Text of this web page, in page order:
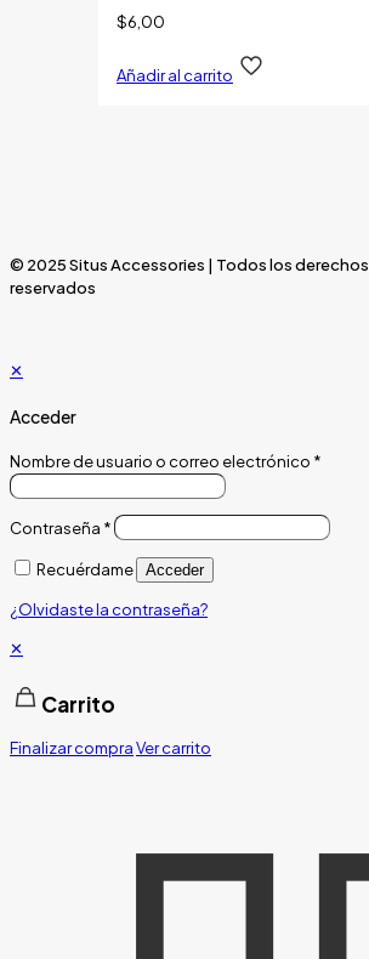
$6,00
Añadir al carrito
© 2025 Situs Accessories | Todos los derechos
reservados
✕
Acceder
Nombre de usuario o correo electrónico *
Contraseña *
Recuérdame Acceder
¿Olvidaste la contraseña?
✕
Carrito
Finalizar compraVer carrito